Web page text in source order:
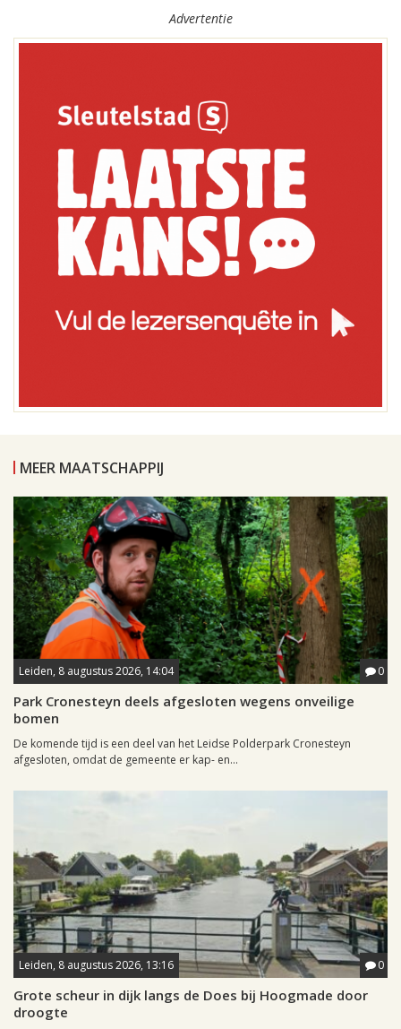
Advertentie
MEER MAATSCHAPPIJ
Leiden, 8 augustus 2026, 14:04 0
Park Cronesteyn deels afgesloten wegens onveilige
bomen
De komende tijd is een deel van het Leidse Polderpark Cronesteyn
afgesloten, omdat de gemeente er kap- en...
Leiden, 8 augustus 2026, 13:16 0
Grote scheur in dijk langs de Does bij Hoogmade door
droogte